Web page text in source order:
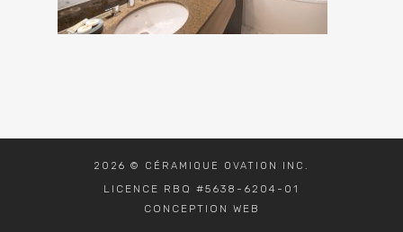
2026 © CÉRAMIQUE OVATION INC.
LICENCE RBQ #5638-6204-01
CONCEPTION WEB